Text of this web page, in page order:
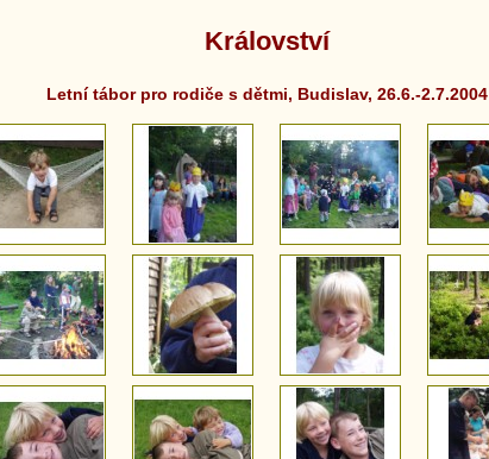
Království
Letní tábor pro rodiče s dětmi, Budislav, 26.6.-2.7.2004